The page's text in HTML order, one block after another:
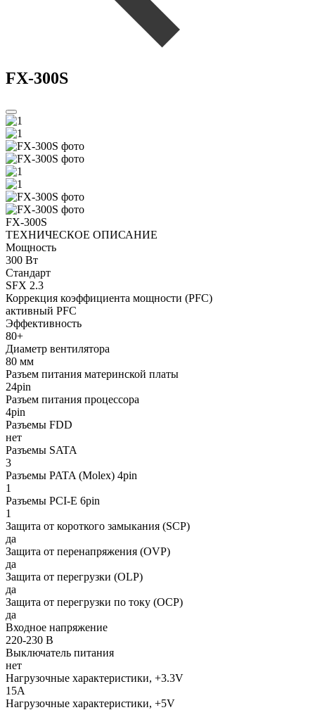
FX-300S
FX-300S
ТЕХНИЧЕСКОЕ ОПИСАНИЕ
Мощность
300 Вт
Стандарт
SFX 2.3
Коррекция коэффициента мощности (PFC)
активный PFC
Эффективность
80+
Диаметр вентилятора
80 мм
Разъем питания материнской платы
24pin
Разъем питания процессора
4pin
Разъемы FDD
нет
Разъемы SATA
3
Разъемы PATA (Molex) 4pin
1
Разъемы PCI-E 6pin
1
Защита от короткого замыкания (SCP)
да
Защита от перенапряжения (OVP)
да
Защита от перегрузки (OLP)
да
Защита от перегрузки по току (OCP)
да
Входное напряжение
220-230 В
Выключатель питания
нет
Нагрузочные характеристики, +3.3V
15A
Нагрузочные характеристики, +5V